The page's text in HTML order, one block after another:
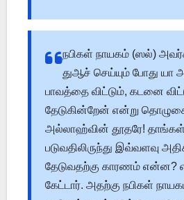
நபிகள் நாயகம் (ஸல்)
துஆச் செய்யும் போது
பாவத்தை விட்டும், கடனை
தேடுகின்றேன் என்று
அல்லாஹ்வின் தூதரே!
படுவதிலிருந்து இவ்வளவு
தேடுவதற்கு காரணம் என்ன?
கேட்டார். அதற்கு நபிகள்